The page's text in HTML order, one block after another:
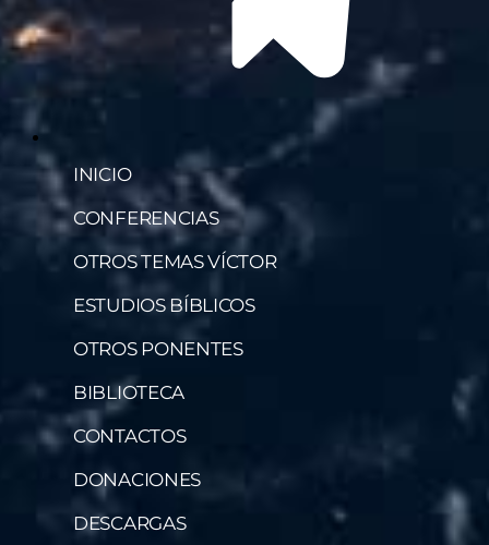
INICIO
CONFERENCIAS
OTROS TEMAS VÍCTOR
ESTUDIOS BÍBLICOS
OTROS PONENTES
BIBLIOTECA
CONTACTOS
DONACIONES
DESCARGAS